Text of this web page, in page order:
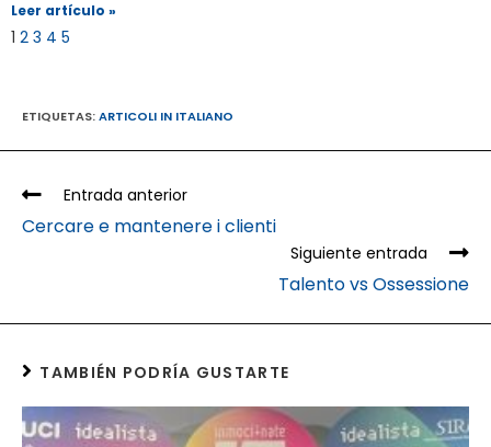
Leer artículo »
1 2 3 4 5
ETIQUETAS:ARTICOLI IN ITALIANO
Entrada anterior
Cercare e mantenere i clienti
Siguiente entrada
Talento vs Ossessione
TAMBIÉN PODRÍA GUSTARTE